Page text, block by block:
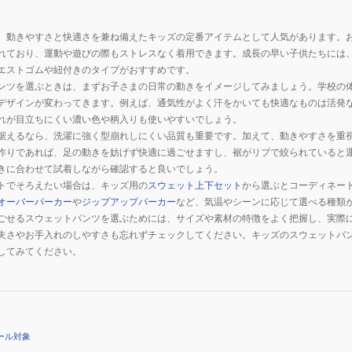
ガ
ー
パ
ン
ツ
6011524
001
動きやすさと快適さを兼ね備えたキッズの定番アイテムとして人気があります
ており、運動や遊びの際もストレスなく着用できます。成長の早い子供たちに
ストゴムや紐付きのタイプがおすすめです。
ツを選ぶときは、まずお子さまの日常の動きをイメージしてみましょう。学校
ザインが変わってきます。例えば、通気性がよく汗をかいても快適なものは活
が目立ちにくい濃い色や柄入りも使いやすいでしょう。
えるなら、洗濯に強く型崩れしにくい品質も重要です。加えて、動きやすさを
りであれば、足の動きを妨げず快適に過ごせますし、裾がリブで絞られている
に合わせて試着しながら確認すると良いでしょう。
でそろえたい場合は、キッズ用のスウェット上下セット から選ぶとコーディネー
ーバーパーカーやジップアップパーカーなど、気温やシーンに応じて選べる種類
せるスウェットパンツを選ぶためには、サイズや素材の特徴をよく把握し、実
さやお手入れのしやすさも忘れずチェックしてください。キッズのスウェット
みてください。
ル対象